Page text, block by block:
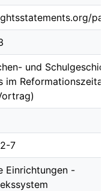
und
im
7
Einrichtungen -